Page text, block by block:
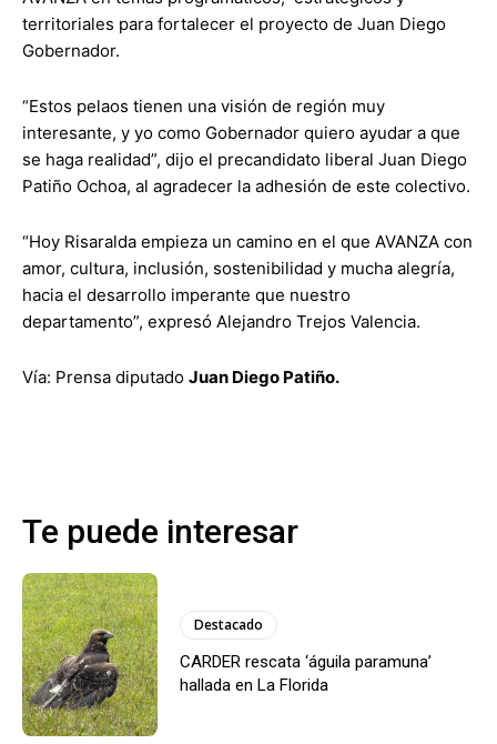
territoriales para fortalecer el proyecto de Juan Diego
Gobernador.
“Estos pelaos tienen una visión de región muy
interesante, y yo como Gobernador quiero ayudar a que
se haga realidad”, dijo el precandidato liberal Juan Diego
Patiño Ochoa, al agradecer la adhesión de este colectivo.
“Hoy Risaralda empieza un camino en el que AVANZA con
amor, cultura, inclusión, sostenibilidad y mucha alegría,
hacia el desarrollo imperante que nuestro
departamento”, expresó Alejandro Trejos Valencia.
Vía: Prensa diputado Juan Diego Patiño.
Te puede interesar
Destacado
CARDER rescata ‘águila paramuna’
hallada en La Florida